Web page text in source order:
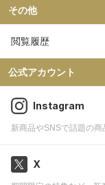
その他
閲覧履歴
公式アカウント
Instagram
新商品やSNSで話題の商
X